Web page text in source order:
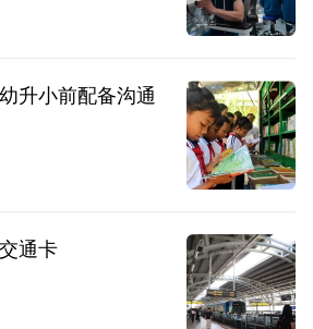
升小前配备沟通
通卡